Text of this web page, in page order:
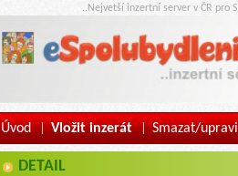
..Nejvetší inzertní server v ČR pro
Úvod | Vložit inzerát | Smazat/
DETAIL